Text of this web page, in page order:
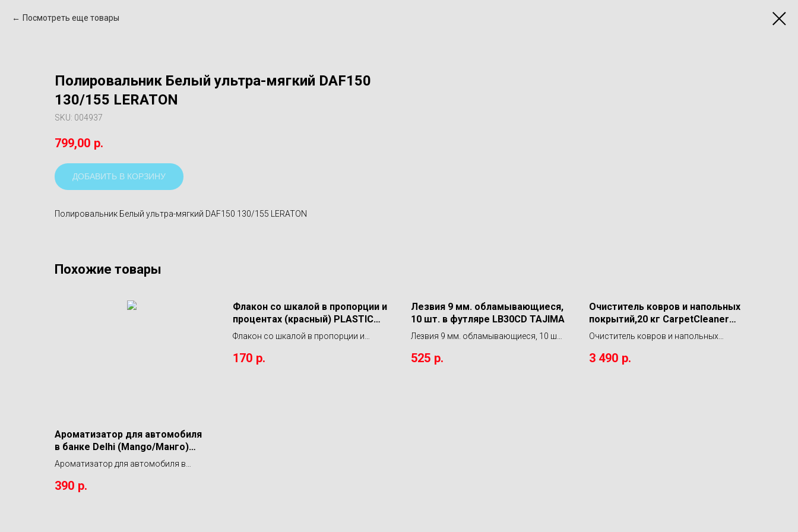
Посмотреть еще товары
Полировальник Белый ультра-мягкий DAF150
130/155 LERATON
SKU: 004937
799,00 р.
ДОБАВИТЬ В КОРЗИНУ
Полировальник Белый ультра-мягкий DAF150 130/155 LERATON
Похожие товары
Ароматизатор для автомобиля
в банке Delhi (Mango/Манго)
LERATON
Ароматизатор для автомобиля в
390 р.
Флакон со шкалой в пропорции и
процентах (красный) PLASTIC
BOTTLE 500мл А0248 MA-FRA
Флакон со шкалой в пропорции и
500мл А0248 MA-FRA
170 р.
Лезвия 9 мм. обламывающиеся,
10 шт. в футляре LB30CD TAJIMA
Лезвия 9 мм. обламывающиеся, 10 шт.
525 р.
Очиститель ковров и напольных
покрытий,20 кг CarpetCleaner
Shine Systems
Очиститель ковров и напольных
Systems
3 490 р.